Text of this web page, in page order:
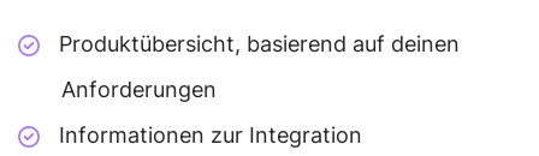
Produktübersicht, basierend auf deinen
Anforderungen
Informationen zur Integration